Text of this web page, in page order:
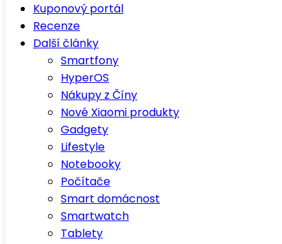
Kuponový portál
Recenze
Další články
Smartfony
HyperOS
Nákupy z Číny
Nové Xiaomi produkty
Gadgety
Lifestyle
Notebooky
Počítače
Smart domácnost
Smartwatch
Tablety